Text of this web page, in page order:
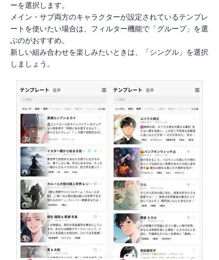
ーを選択します。
メイン・サブ両方のキャラクターが設定されているテンプレ
ートを使いたい場合は、フィルター機能で「グループ」を選
ぶのがおすすめ。
新しい組み合わせを楽しみたいときは、「シングル」を選択
しましょう。